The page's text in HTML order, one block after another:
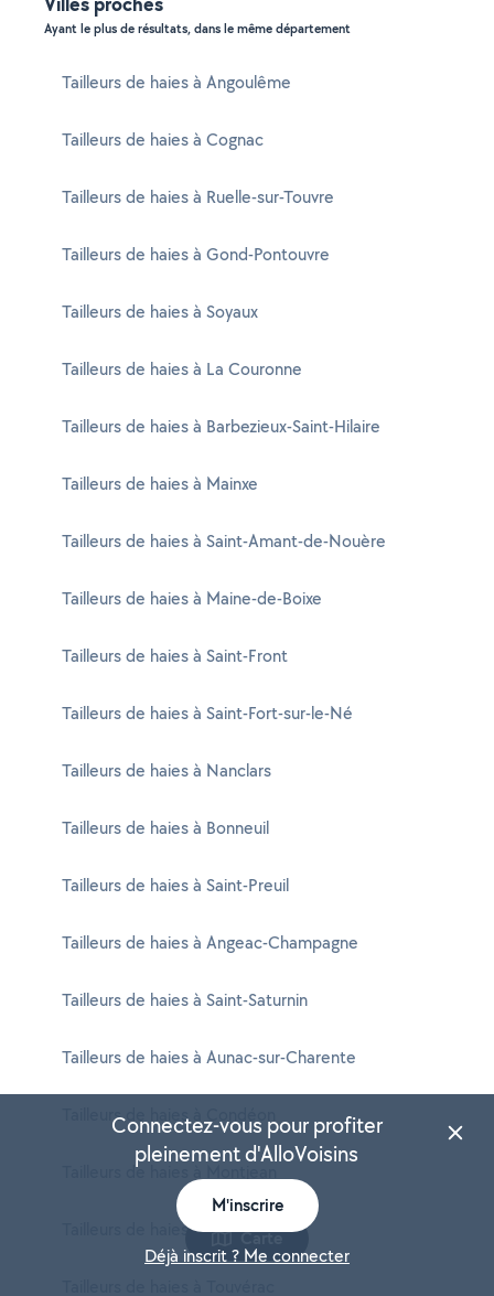
Ayant le plus de résultats, dans le même département
Tailleurs de haies à Angoulême
Tailleurs de haies à Cognac
Tailleurs de haies à Ruelle-sur-Touvre
Tailleurs de haies à Gond-Pontouvre
Tailleurs de haies à Soyaux
Tailleurs de haies à La Couronne
Tailleurs de haies à Barbezieux-Saint-Hilaire
Tailleurs de haies à Mainxe
Tailleurs de haies à Saint-Amant-de-Nouère
Tailleurs de haies à Maine-de-Boixe
Tailleurs de haies à Saint-Front
Tailleurs de haies à Saint-Fort-sur-le-Né
Tailleurs de haies à Nanclars
Tailleurs de haies à Bonneuil
Tailleurs de haies à Saint-Preuil
Tailleurs de haies à Angeac-Champagne
Tailleurs de haies à Saint-Saturnin
Tailleurs de haies à Aunac-sur-Charente
Tailleurs de haies à Condéon
Tailleurs de haies à Montjean
Tailleurs de haies à Rancogne
Carte
Connectez-vous pour profiter
pleinement d'AlloVoisins
M'inscrire
Déjà inscrit ? Me connecter